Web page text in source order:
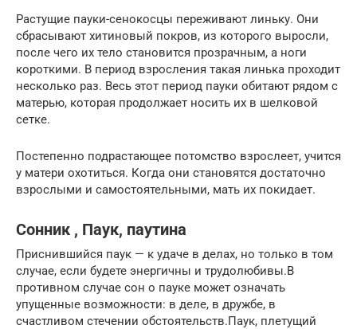
Растущие пауки-сенокосцы переживают линьку. Они
сбрасывают хитиновый покров, из которого выросли,
после чего их тело становится прозрачным, а ноги
короткими. В период взросления такая линька проходит
несколько раз. Весь этот период пауки обитают рядом с
матерью, которая продолжает носить их в шелковой
сетке.
Постепенно подрастающее потомство взрослеет, учится
у матери охотиться. Когда они становятся достаточно
взрослыми и самостоятельными, мать их покидает.
Сонник , Паук, паутина
Приснившийся паук — к удаче в делах, но только в том
случае, если будете энергичны и трудолюбивы.В
противном случае сон о пауке может означать
упущенные возможности: в деле, в дружбе, в
счастливом стечении обстоятельств.Паук, плетущий